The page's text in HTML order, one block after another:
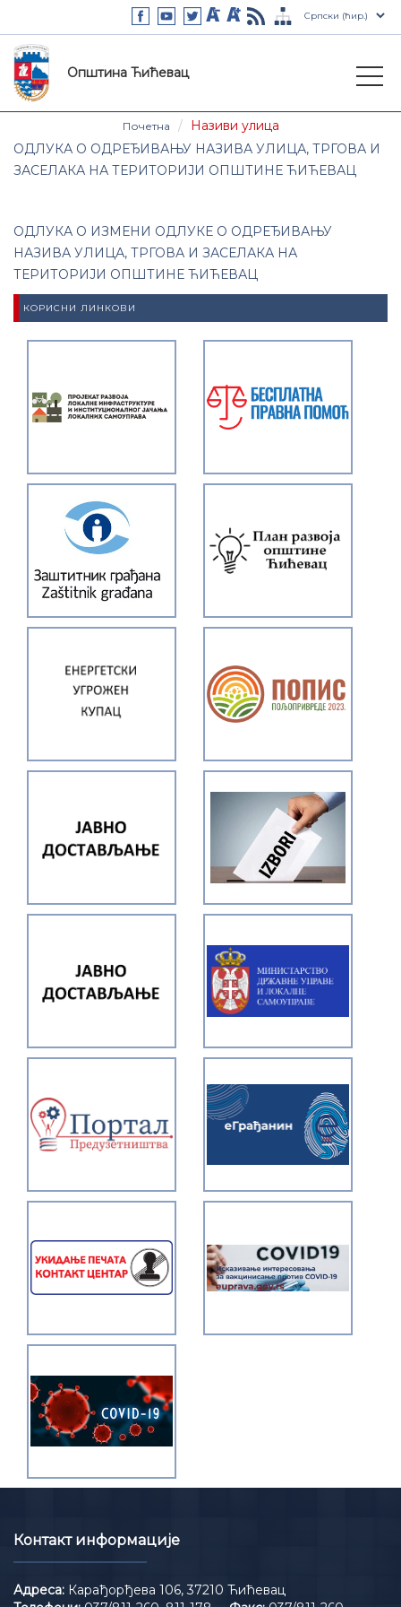
Општина Ћићевац
Почетна
Називи улица
ОДЛУКА О ОДРЕЂИВАЊУ НАЗИВА УЛИЦА, ТРГОВА И
ЗАСЕЛАКА НА ТЕРИТОРИЈИ ОПШТИНЕ ЋИЋЕВАЦ
ОДЛУКА О ИЗМЕНИ ОДЛУКЕ О ОДРЕЂИВАЊУ
НАЗИВА УЛИЦА, ТРГОВА И ЗАСЕЛАКА НА
ТЕРИТОРИЈИ ОПШТИНЕ ЋИЋЕВАЦ
КОРИСНИ ЛИНКОВИ
Контакт информације
Адреса: Карађорђева 106, 37210 Ћићевац